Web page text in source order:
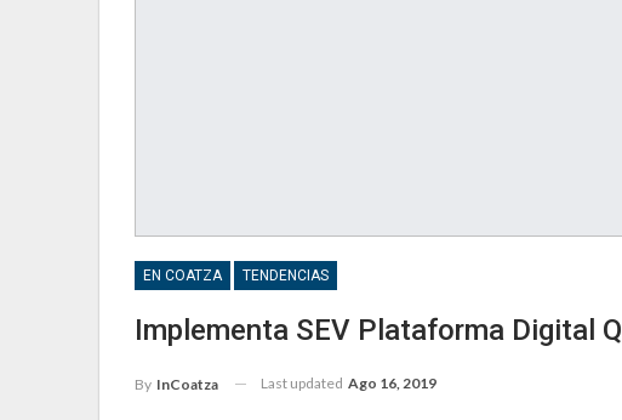
EN COATZA TENDENCIAS
Implementa SEV Plataforma Digital
By InCoatza Last updated Ago 16, 2019